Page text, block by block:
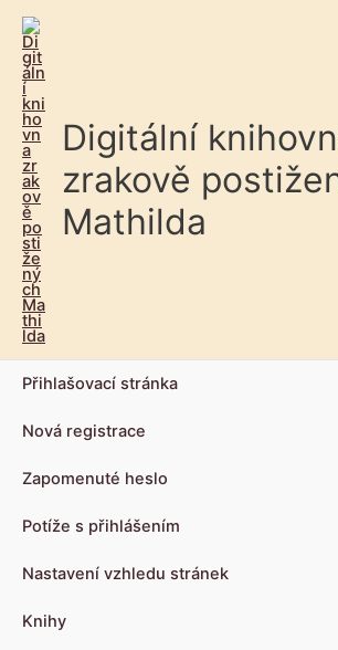
Digitální
zrakově
Mathilda
Přihlašovací stránka
Nová registrace
Zapomenuté heslo
Potíže s přihlášením
Nastavení vzhledu stránek
Knihy